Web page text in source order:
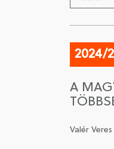
2024/
A
Valér Veres